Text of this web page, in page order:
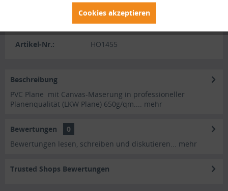
Bewerten
Artikel-Nr.: HO1455
Beschreibung
PVC Plane mit Canvas-Maserung in professioneller
Planenqualität (LKW Plane) 650g/qm.... mehr
Bewertungen
0
Bewertungen lesen, schreiben und diskutieren... mehr
Trusted Shops Bewertungen
Cookies akzeptieren